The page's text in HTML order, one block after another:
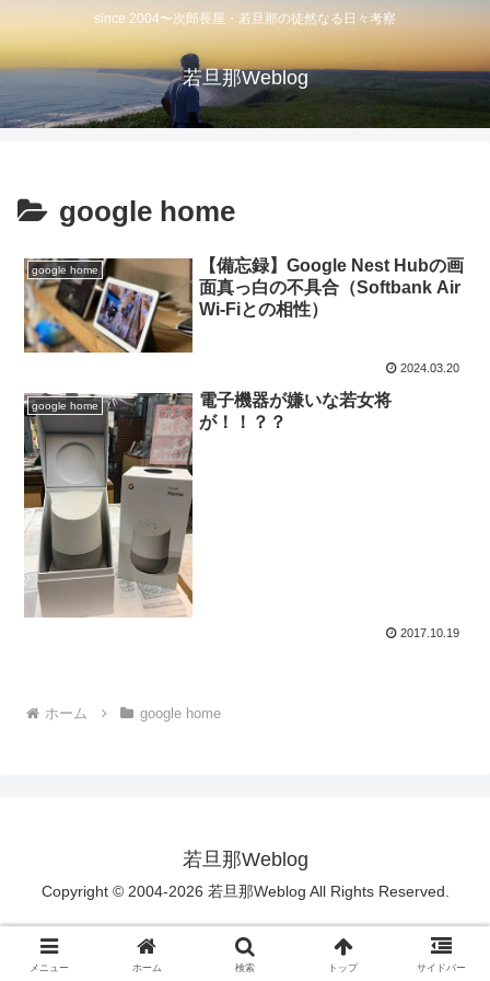
since 2004〜次郎長屋・若旦那の徒然なる日々考察
若旦那Weblog
google home
google home
【備忘録】Google Nest Hubの画
面真っ白の不具合（Softbank Air
Wi-Fiとの相性）
2024.03.20
google home
電子機器が嫌いな若女将
が！！？？
2017.10.19
ホーム google home
若旦那Weblog
Copyright © 2004-2026 若旦那Weblog All Rights Reserved.
メニュー ホーム 検索 トップ サイドバー